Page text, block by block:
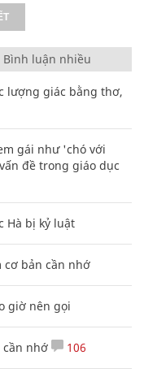
Bình luận nhiều
lượng giác bằng thơ,
gái như 'chó với
đề trong giáo dục
Hà bị kỷ luật
cơ bản cần nhớ
giờ nên gọi
cần nhớ 106